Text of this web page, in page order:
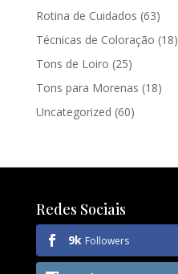
Rotina de Cuidados (63)
Técnicas de Coloração (18)
Tons de Loiro (25)
Tons para Morenas (18)
Uncategorized (60)
Redes Sociais
9k Followers